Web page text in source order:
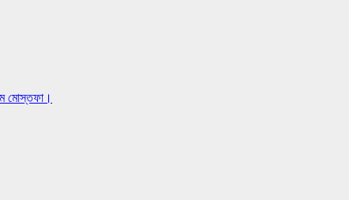
মোস্তফা।